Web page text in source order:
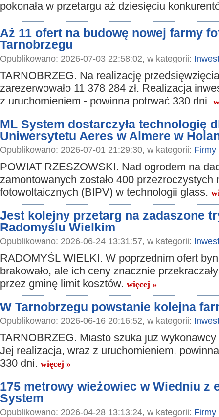
pokonała w przetargu aż dziesięciu
Aż 11 ofert na budowę nowej farmy
Tarnobrzegu
Opublikowano: 2026-07-03 22:58:02, w kategorii:
TARNOBRZEG. Na realizację
zarezerwowało 11 378 284 zł. Realizacja
z uruchomieniem - powinna potrwać 330 dni.
ML System dostarczyła technologię
Uniwersytetu Aeres w Almere w
Opublikowano: 2026-07-01 21:29:30, w kategorii: Firmy
POWIAT RZESZOWSKI. Nad ogrodem na
zamontowanych zostało 400 przezroczystych
fotowoltaicznych (BIPV) w technologii glass.
Jest kolejny przetarg na zadaszone
Radomyślu Wielkim
Opublikowano: 2026-06-24 13:31:57, w kategorii:
RADOMYŚL WIELKI. W poprzednim ofert
brakowało, ale ich ceny znacznie
przez gminę limit kosztów. więcej »
W Tarnobrzegu powstanie kolejna
Opublikowano: 2026-06-16 20:16:52, w kategorii:
TARNOBRZEG. Miasto szuka już
Jej realizacja, wraz z uruchomieniem,
330 dni. więcej »
175 metrowy wieżowiec w Wiedniu z
System
Opublikowano: 2026-04-28 13:13:24, w kategorii: Firmy